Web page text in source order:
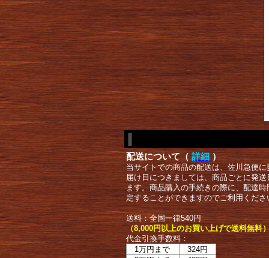
配送について（ 詳細 ）
当サイトでの商品の配送は、佐川急便
届け日につきましては、商品ごとに発
ます。商品購入の手続きの際に、配達
定することができますのでご利用くださ
送料：全国一律540円
（8,000円以上のお買い上げで送料無料
代金引換手数料：
1万円まで
324円